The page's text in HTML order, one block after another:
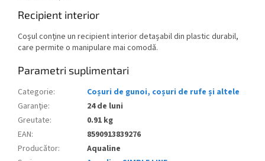
Recipient interior
Coșul conține un recipient interior detașabil din plastic durabil,
care permite o manipulare mai comodă.
Parametri suplimentari
Categorie:
Coșuri de gunoi, coșuri de rufe și altele
Garanţie:
24 de luni
Greutate:
0.91 kg
EAN:
8590913839276
Producător:
Aqualine